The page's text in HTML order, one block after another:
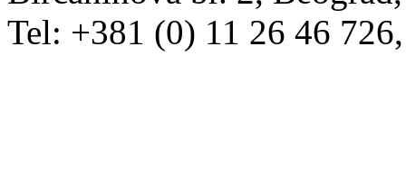
Tel: +381 (0) 11 26 46